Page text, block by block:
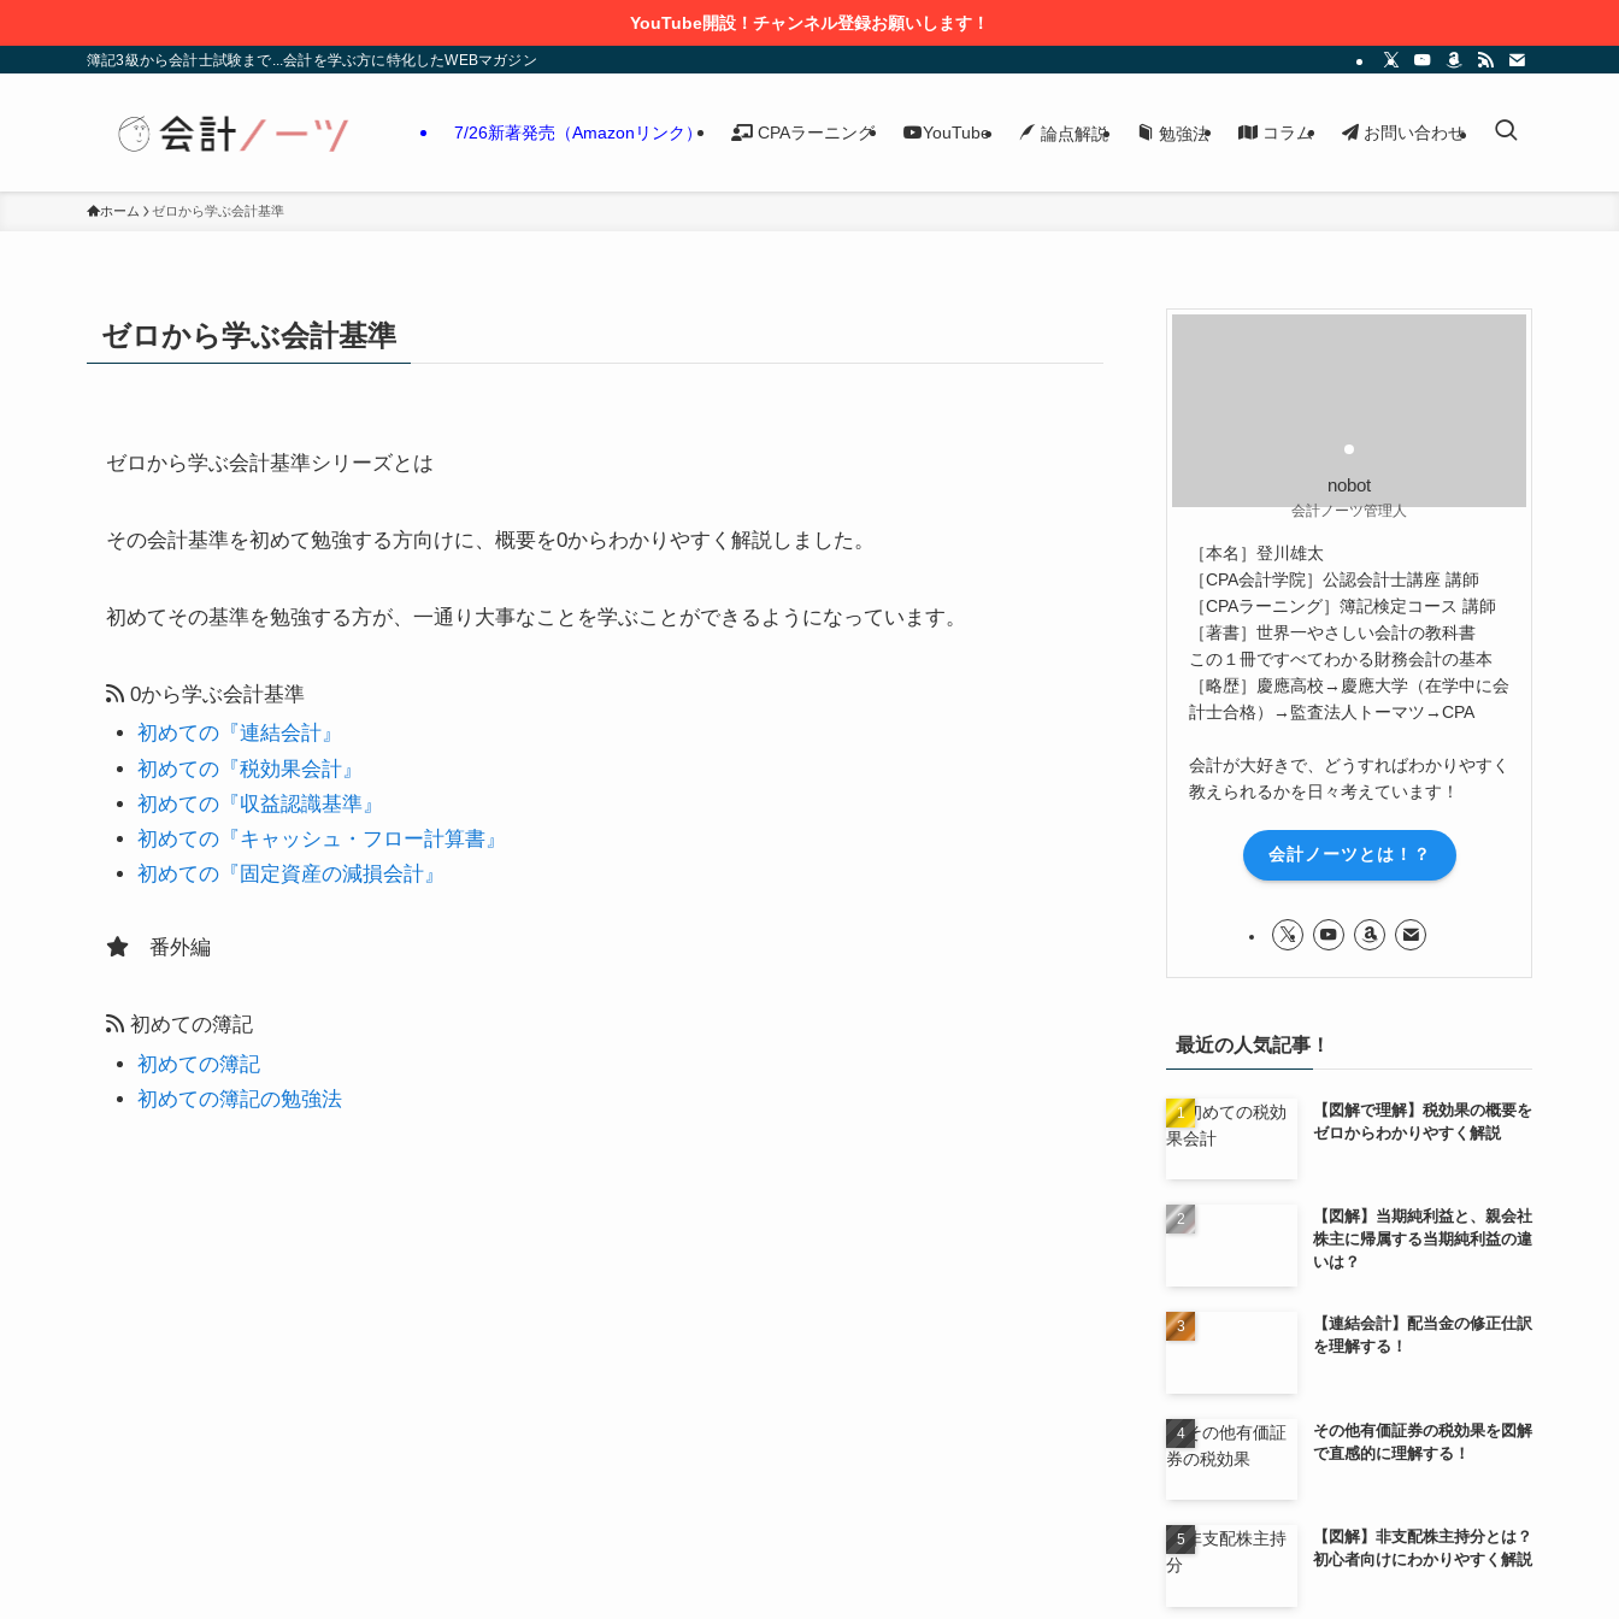
YouTube開設！チャンネル登録お願いします！
簿記3級から会計士試験まで...会計を学ぶ方に特化したWEBマガジン
7/26新著発売（Amazonリンク） CPAラーニング YouTube 論点解説 勉強法 コラム お問い合わせ
ホーム ゼロから学ぶ会計基準
ゼロから学ぶ会計基準
ゼロから学ぶ会計基準シリーズとは
その会計基準を初めて勉強する方向けに、概要を0からわかりやすく解説しました。
初めてその基準を勉強する方が、一通り大事なことを学ぶことができるようになっています。
0から学ぶ会計基準
初めての『連結会計』
初めての『税効果会計』
初めての『収益認識基準』
初めての『キャッシュ・フロー計算書』
初めての『固定資産の減損会計』
番外編
初めての簿記
初めての簿記
初めての簿記の勉強法
nobot
会計ノーツ管理人
［本名］登川雄太
［CPA会計学院］公認会計士講座 講師
［CPAラーニング］簿記検定コース 講師
［著書］世界一やさしい会計の教科書
この１冊ですべてわかる財務会計の基本
［略歴］慶應高校→慶應大学（在学中に会
計士合格）→監査法人トーマツ→CPA
会計が大好きで、どうすればわかりやすく
教えられるかを日々考えています！
会計ノーツとは！？
最近の人気記事！
【図解で理解】税効果の概要を
ゼロからわかりやすく解説
【図解】当期純利益と、親会社
株主に帰属する当期純利益の違
いは？
【連結会計】配当金の修正仕訳
を理解する！
その他有価証券の税効果を図解
で直感的に理解する！
【図解】非支配株主持分とは？
初心者向けにわかりやすく解説